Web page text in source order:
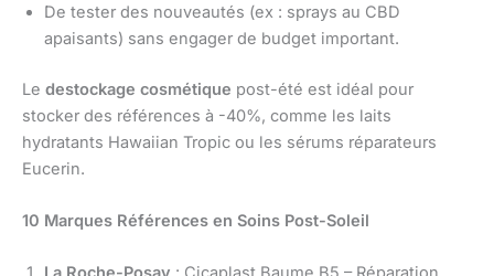
De tester des nouveautés (ex : sprays au CBD
apaisants) sans engager de budget important.
Le destockage cosmétique post-été est idéal pour
stocker des références à -40%, comme les laits
hydratants Hawaiian Tropic ou les sérums réparateurs
Eucerin.
10 Marques Références en Soins Post-Soleil